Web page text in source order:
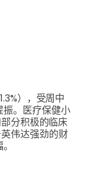
），受周中
振。医疗保健小
分积极的临床
伟达强劲的财